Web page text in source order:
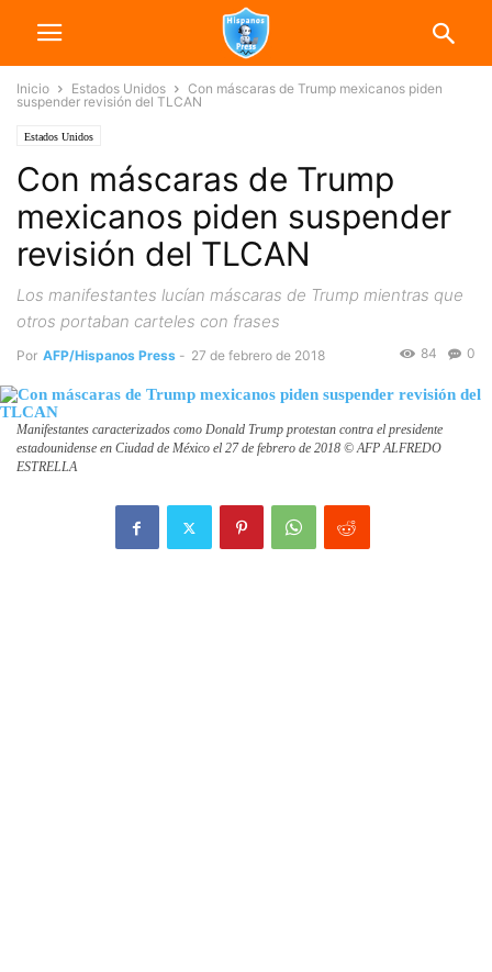
Inicio Estados Unidos
Con máscaras de Trump mexicanos piden
suspender revisión del TLCAN
Estados Unidos
Con máscaras de Trump
mexicanos piden suspender
revisión del TLCAN
Los manifestantes lucían máscaras de Trump mientras que
otros portaban carteles con frases
Por AFP/Hispanos Press - 27 de febrero de 2018 0
84
Manifestantes caracterizados como Donald Trump protestan contra el presidente
estadounidense en Ciudad de México el 27 de febrero de 2018 © AFP ALFREDO
ESTRELLA